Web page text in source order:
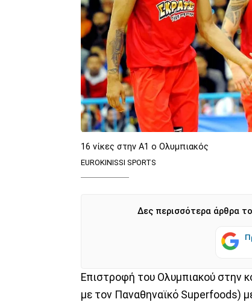
16 νίκες στην Α1 ο Ολυμπιακός
EUROKINISSI SPORTS
Δες περισσότερα άρθρα
Επιστροφή του Ολυμπιακού στην
με τον Παναθηναϊκό Superfoods)